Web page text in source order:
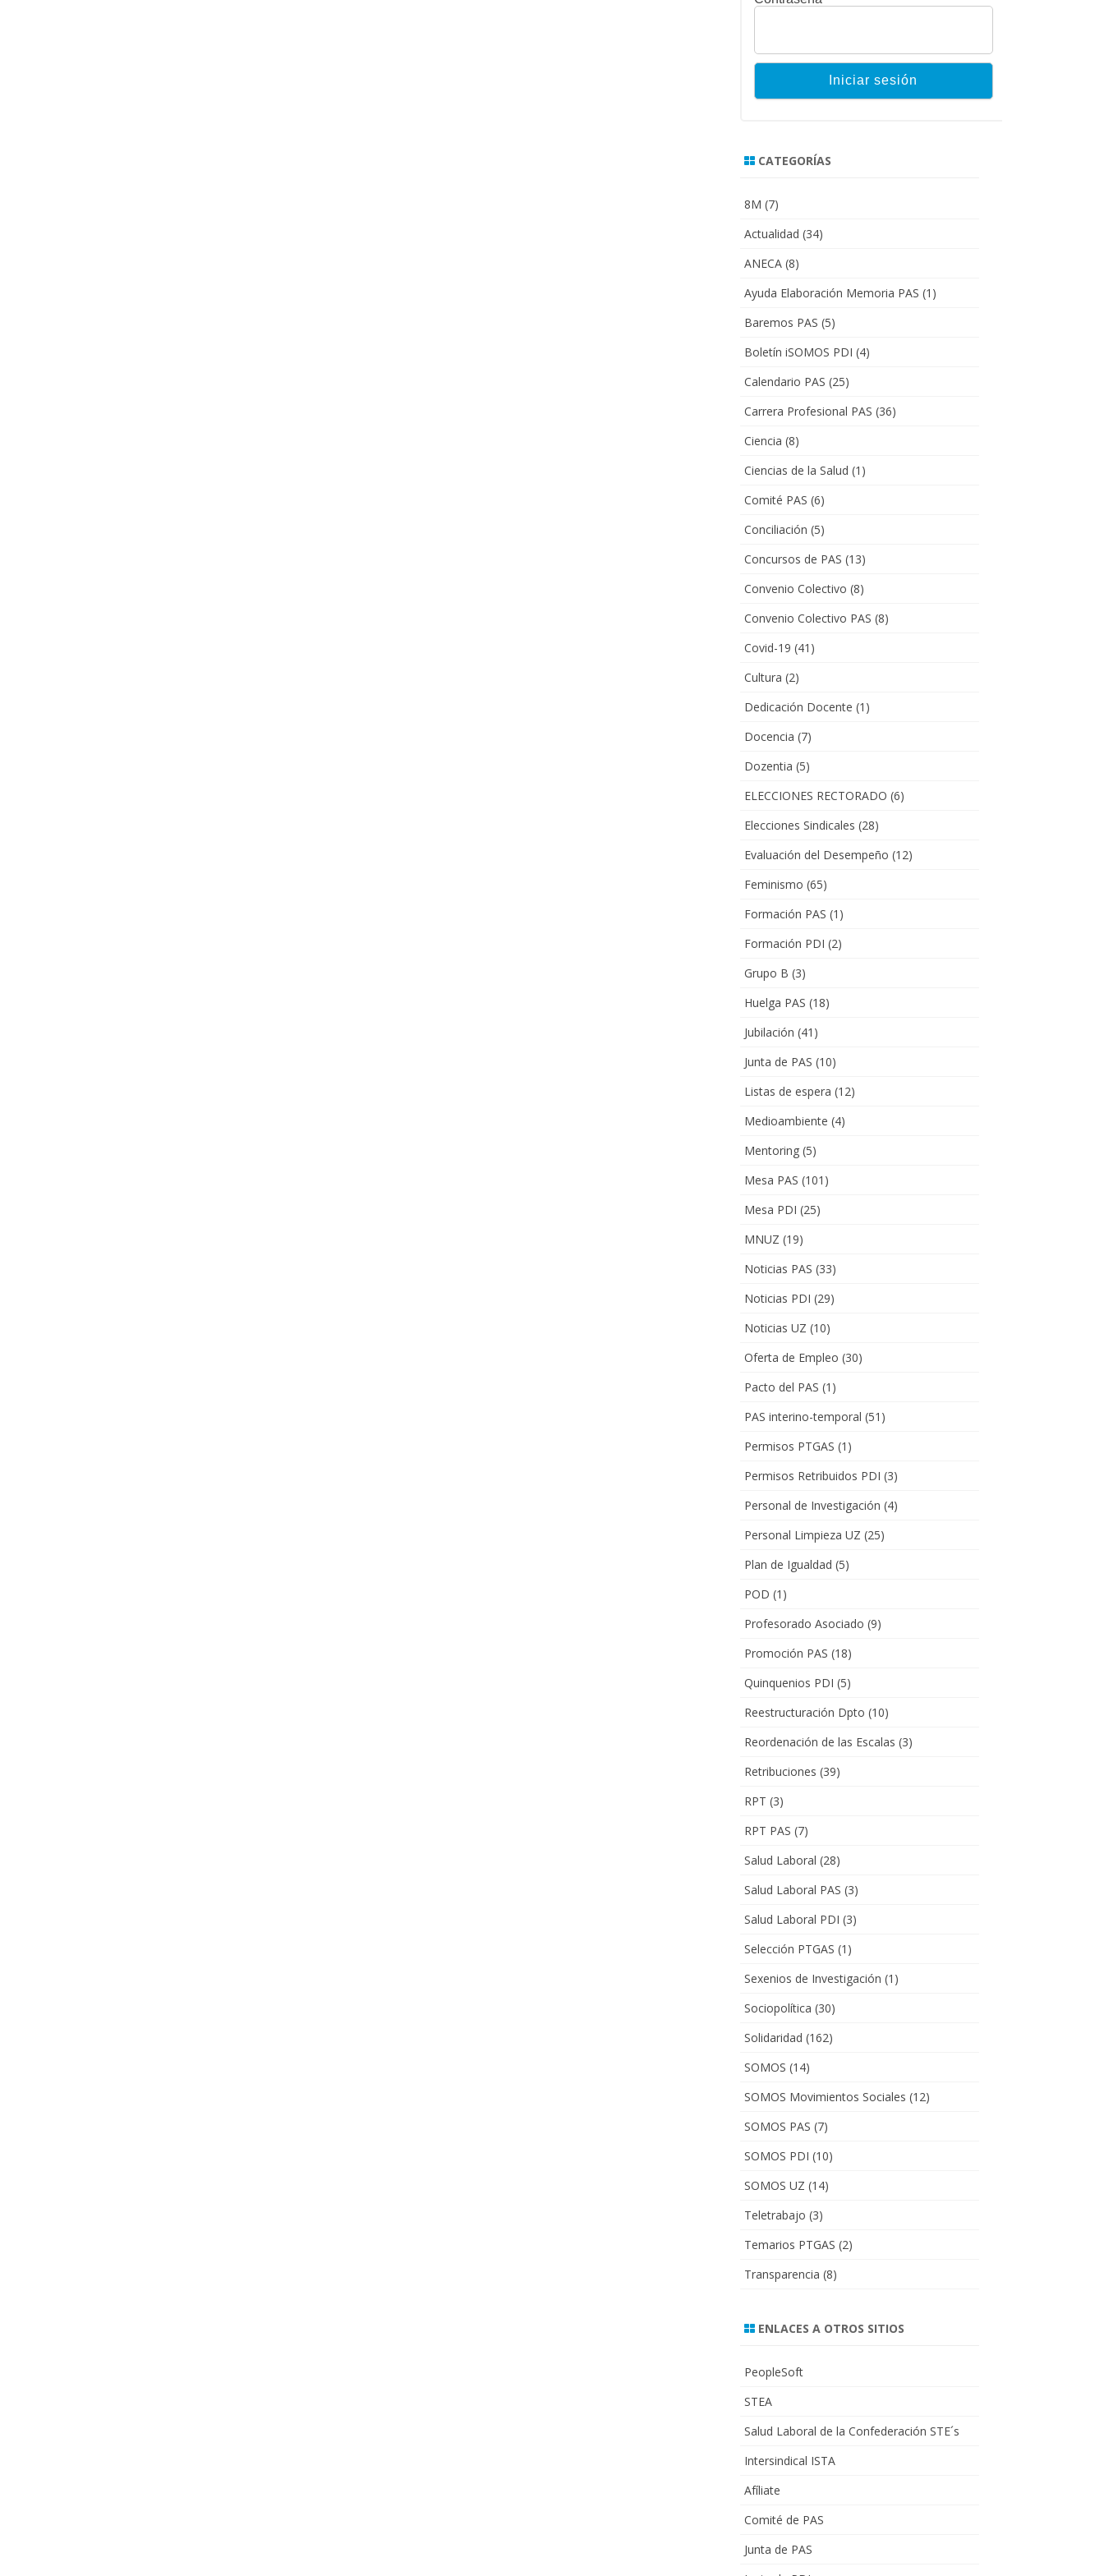
CATEGORÍAS
8M (7)
Actualidad (34)
ANECA(8)
Ayuda Elaboración Memoria PAS (1)
Baremos PAS (5)
Boletín iSOMOS PDI (4)
Calendario PAS (25)
Carrera Profesional PAS (36)
Ciencia (8)
Ciencias de la Salud (1)
Comité PAS (6)
Conciliación (5)
Concursos de PAS (13)
Convenio Colectivo (8)
Convenio Colectivo PAS (8)
Covid-19 (41)
Cultura (2)
Dedicación Docente (1)
Docencia (7)
Dozentia (5)
ELECCIONES RECTORADO (6)
Elecciones Sindicales (28)
Evaluación del Desempeño (12)
Feminismo (65)
Formación PAS (1)
Formación PDI (2)
Grupo B (3)
Huelga PAS (18)
Jubilación (41)
Junta de PAS (10)
Listas de espera (12)
Medioambiente (4)
Mentoring(5)
Mesa PAS (101)
Mesa PDI (25)
MNUZ (19)
Noticias PAS (33)
Noticias PDI (29)
Noticias UZ (10)
Oferta de Empleo (30)
Pacto del PAS (1)
PAS interino-temporal (51)
Permisos PTGAS (1)
Permisos Retribuidos PDI (3)
Personal de Investigación (4)
Personal Limpieza UZ (25)
Plan de Igualdad (5)
POD (1)
Profesorado Asociado (9)
Promoción PAS (18)
Quinquenios PDI (5)
Reestructuración Dpto (10)
Reordenación de las Escalas (3)
Retribuciones (39)
RPT (3)
RPT PAS (7)
Salud Laboral (28)
Salud Laboral PAS (3)
Salud Laboral PDI (3)
Selección PTGAS (1)
Sexenios de Investigación (1)
Sociopolítica (30)
Solidaridad (162)
SOMOS (14)
SOMOS Movimientos Sociales (12)
SOMOS PAS (7)
SOMOS PDI (10)
SOMOS UZ (14)
Teletrabajo (3)
Temarios PTGAS (2)
Transparencia (8)
ENLACES A OTROS SITIOS
PeopleSoft
STEA
Salud Laboral de la Confederación STE´s
Intersindical ISTA
Afíliate
Comité de PAS
Junta de PAS